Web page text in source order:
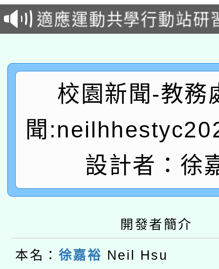
招甄選結果公告(無人
適應運動共學行動站研
本館辦理115年度閱讀
暨閱讀推動專業研習
科技賦能─人工智慧
礎課程
A3數位素養講師名單
「數位內容與教學軟
pilot」
有關大陸委員會函釋公
薪期間赴陸應申請許可
轉知經濟部水利署委託
業技術研究院辦理「
用水績優單位及節水達
動」
開 智慧啟航」
本校115學年度第2次
招甄選結果公告(無人
適應運動共學行動站研
校園新聞-教務
聞
設計者：徐
開發者簡介
本名： 徐嘉裕 Neil Hsu